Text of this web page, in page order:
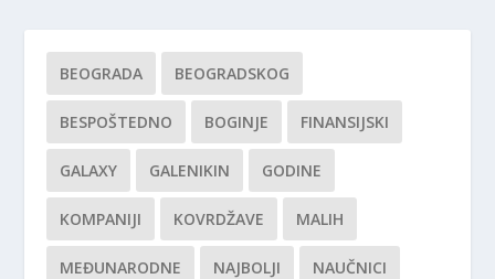
BEOGRADA BEOGRADSKOG
BESPOŠTEDNO BOGINJE FINANSIJSKI
GALAXY GALENIKIN GODINE
KOMPANIJI KOVRDŽAVE MALIH
MEĐUNARODNE NAJBOLJI NAUČNICI